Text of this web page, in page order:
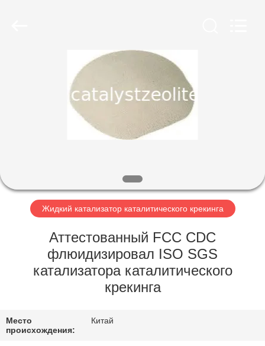
ПРОДУКТЫ
ПУТЕШЕСТВИЕ
ФАБРИКИ
ПРОВЕРКА
КАЧЕСТВА
МЫ
Жидкий катализатор каталитического крекинга
Аттестованный FCC CDC
флюидизировал ISO SGS
катализатора каталитического
крекинга
Место
происхождения:
Китай